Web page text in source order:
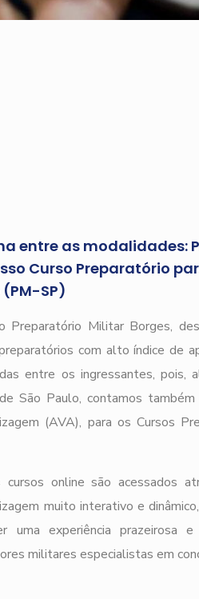
entre as modalidades:
Curso Preparatório
SP)
Preparatório Militar Borges,
com alto índice de
entre os ingressantes, pois,
São Paulo, contamos
(AVA), para os Cursos
cursos online são acessados
muito interativo e
uma experiência prazeirosa
militares especialistas em